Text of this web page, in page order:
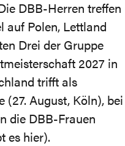
DBB-Herren treffen
auf Polen, Lettland
Drei der Gruppe
2027 in
trifft als
(27. August, Köln), bei
die DBB-Frauen
es hier).